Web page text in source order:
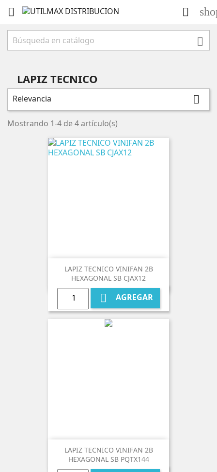
 

LAPIZ TECNICO
Relevancia 
Mostrando 1-4 de 4 artículo(s)
LAPIZ TECNICO VINIFAN 2B
HEXAGONAL SB CJAX12
 AGREGAR
LAPIZ TECNICO VINIFAN 2B
HEXAGONAL SB PQTX144